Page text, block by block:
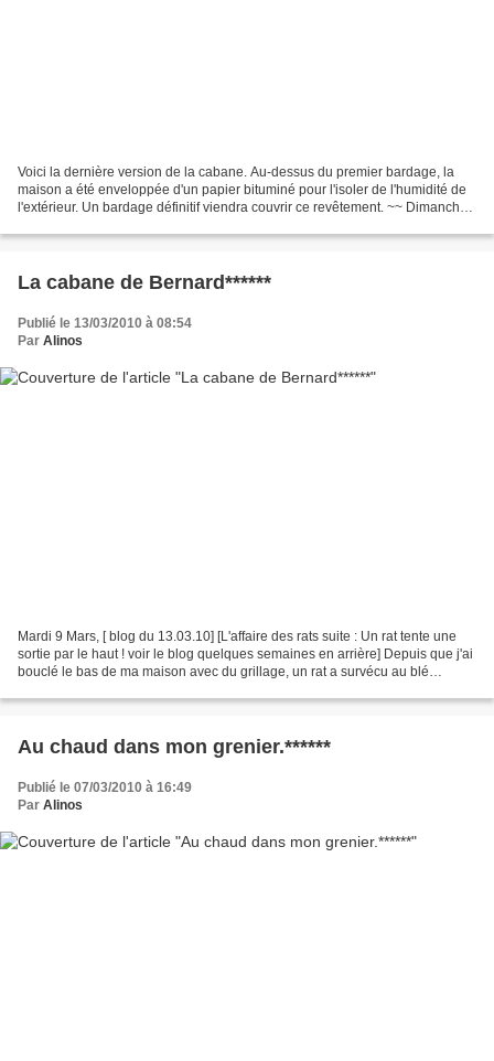
Voici la dernière version de la cabane. Au-dessus du premier bardage, la
maison a été enveloppée d'un papier bituminé pour l'isoler de l'humidité de
l'extérieur. Un bardage définitif viendra couvrir ce revêtement. ~~ Dimanche
La cabane de Bernard******
Publié le 13/03/2010 à 08:54
Par Alinos
Mardi 9 Mars, [ blog du 13.03.10] [L'affaire des rats suite : Un rat tente une
sortie par le haut ! voir le blog quelques semaines en arrière] Depuis que j'ai
bouclé le bas de ma maison avec du grillage, un rat a survécu au blé
Au chaud dans mon grenier.******
Publié le 07/03/2010 à 16:49
Par Alinos